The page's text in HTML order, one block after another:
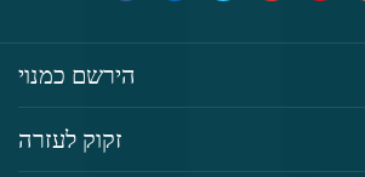
הירשם כמנוי
זקוק לעזרה